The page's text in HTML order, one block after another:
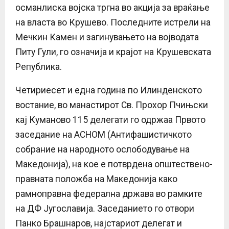
османлиска војска тргна во акција за враќање
на власта во Крушево. Последните истрели на
Мечкин Камен и загинувањето на војводата
Питу Гули, го означија и крајот на Крушевската
Република.
Четириесет и една година по Илинденското
востание, во манастирот Св. Прохор Пчињски
кај Куманово 115 делегати го одржаа Првото
заседание на АСНОМ (Антифашистичкото
собрание на народното ослободување на
Македонија), на кое е потврдена општествено-
правната положба на Македонија како
рамноправна федерална држава во рамките
на ДФ Југославија. Заседанието го отвори
Панко Брашнаров, најстариот делегат и